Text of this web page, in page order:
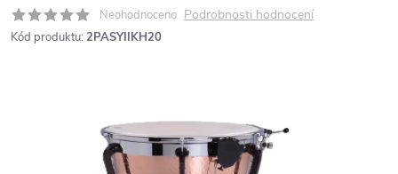
Neohodnoceno Podrobnosti hodnocení
Kód produktu: 2PASYIIKH20